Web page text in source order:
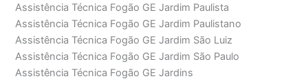
Assistência Técnica Fogão GE Jardim Paulista
Assistência Técnica Fogão GE Jardim Paulistano
Assistência Técnica Fogão GE Jardim São Luiz
Assistência Técnica Fogão GE Jardim São Paulo
Assistência Técnica Fogão GE Jardins